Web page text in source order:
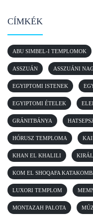
CÍMKÉK
ABU SIMBEL-I TEMPLOMOK
ASSZUÁN ASSZUÁNI
EGYIPTOMI ISTENEK
EGYIPTOMI ÉTELEK
GRÁNITBÁNYA
HÓRUSZ TEMPLOMA
KHAN EL KHALILI
KOM EL SHOQAFA
LUXORI TEMPLOM
MONTAZAH PALOTA